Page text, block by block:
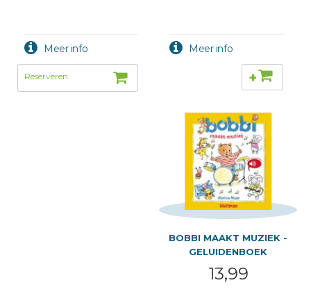
+
BOBBI MAAKT MUZIEK -
GELUIDENBOEK
13,99